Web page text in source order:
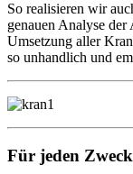
So realisieren wir
genauen Analyse
Umsetzung aller
so unhandlich und
Für jeden